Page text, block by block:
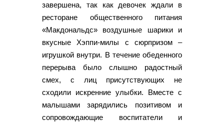
завершена, так как девочек ждали в
ресторане общественного питания
«Макдональдс» воздушные шарики и
вкусные Хэппи-милы с сюрпризом –
игрушкой внутри. В течение обеденного
перерыва было слышно радостный
смех, с лиц присутствующих не
сходили искренние улыбки. Вместе с
малышами зарядились позитивом и
сопровождающие воспитатели и